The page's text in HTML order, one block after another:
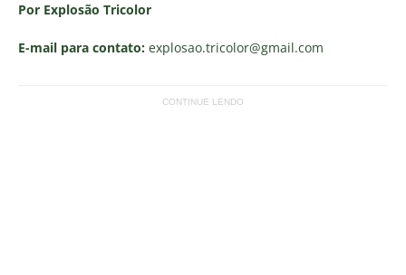
Por Explosão Tricolor
E-mail para contato: explosao.tricolor@gmail.com
CONTINUE LENDO